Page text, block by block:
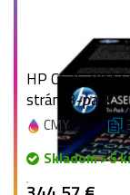
HP CF253XM
strán, 3-pack
CMY
Skladom > 5